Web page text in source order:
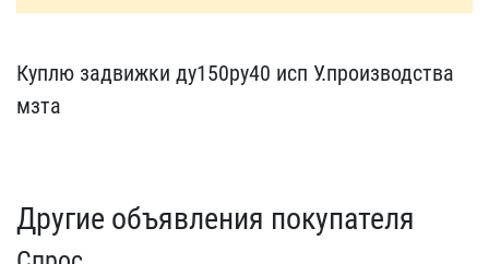
Куплю задвижки ду150ру40​ исп У.производства
мзта
Другие объявления покупателя